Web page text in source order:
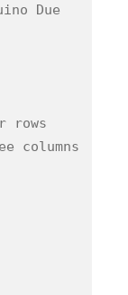
Due
rows
columns